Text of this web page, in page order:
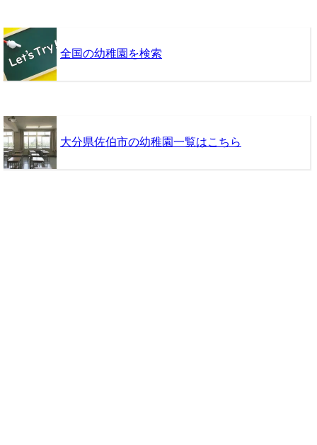
全国の幼稚園を検索
大分県佐伯市の幼稚園一覧はこちら